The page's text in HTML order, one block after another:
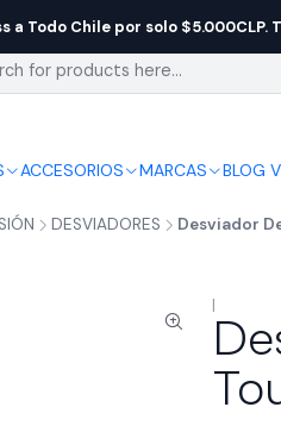
ACCESORIOS MARCAS BLOG
a Todo Chile por solo
DESVIADORES Desviador
|